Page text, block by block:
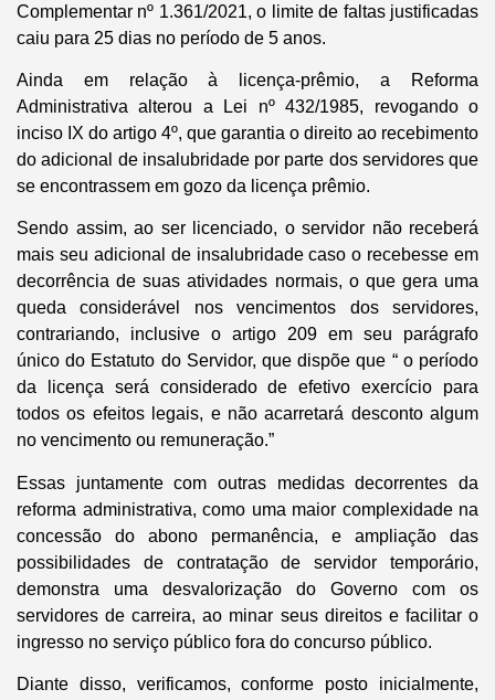
Complementar nº 1.361/2021, o limite de faltas justificadas
caiu para 25 dias no período de 5 anos.
Ainda em relação à licença-prêmio, a Reforma
Administrativa alterou a Lei nº 432/1985, revogando o
inciso IX do artigo 4º, que garantia o direito ao recebimento
do adicional de insalubridade por parte dos servidores que
se encontrassem em gozo da licença prêmio.
Sendo assim, ao ser licenciado, o servidor não receberá
mais seu adicional de insalubridade caso o recebesse em
decorrência de suas atividades normais, o que gera uma
queda considerável nos vencimentos dos servidores,
contrariando, inclusive o artigo 209 em seu parágrafo
único do Estatuto do Servidor, que dispõe que “ o período
da licença será considerado de efetivo exercício para
todos os efeitos legais, e não acarretará desconto algum
no vencimento ou remuneração.”
Essas juntamente com outras medidas decorrentes da
reforma administrativa, como uma maior complexidade na
concessão do abono permanência, e ampliação das
possibilidades de contratação de servidor temporário,
demonstra uma desvalorização do Governo com os
servidores de carreira, ao minar seus direitos e facilitar o
ingresso no serviço público fora do concurso público.
Diante disso, verificamos, conforme posto inicialmente,